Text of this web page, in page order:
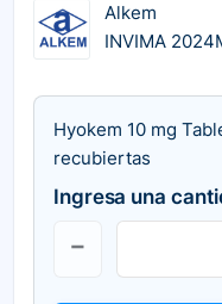
Alkem
INVIMA
Hyokem 10 mg
recubiertas
Ingresa una